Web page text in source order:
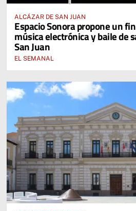
ALCÁZAR DE SAN JUAN
Espacio Sonora propone un
música electrónica y baile de
San Juan
EL SEMANAL